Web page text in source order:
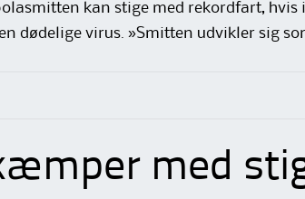
kan stige med rekordfart, hvis
dødelige virus. »Smitten udvikler sig
med